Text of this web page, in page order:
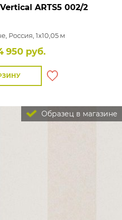
ARTS5 002/2
Россия, 1x10,05 м
950 руб.
Образец в магазине